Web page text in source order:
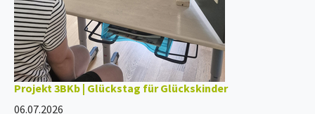
Projekt 3BKb | Glückstag für Glückskinder
06.07.2026